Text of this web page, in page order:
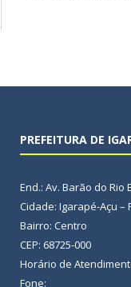
PREFEITURA DE
End.: Av. Barão do Rio
Cidade: Igarapé-Açu –
Bairro: Centro
CEP: 68725-000
Horário de
Fone: